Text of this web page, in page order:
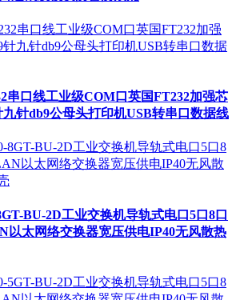
串口线工业级COM口英国FT232加强芯
九针db9公母头打印机USB转串口数据线
BU-2D工业交换机导轨式电口5口8口
以太网络交换器宽压供电IP40无风散热